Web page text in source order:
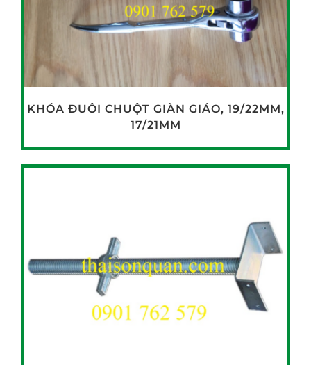
KHÓA ĐUÔI CHUỘT GIÀN GIÁO, 19/22MM,
17/21MM